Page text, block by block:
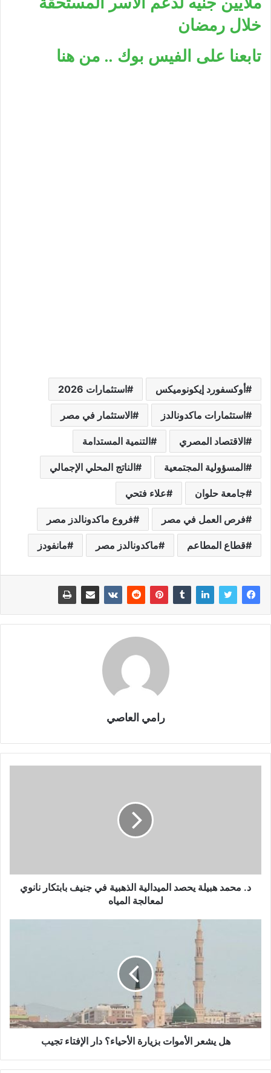
خلال رمضان
تابعنا على الفيس بوك .. من هنا
أوكسفورد إيكونوميكس استثمارات 2026
استثمارات ماكدونالدز الاستثمار في مصر
الاقتصاد المصري التنمية المستدامة
المسؤولية المجتمعية الناتج المحلي الإجمالي
جامعة حلوان علاء فتحي
فرص العمل في مصر فروع ماكدونالدز مصر
قطاع المطاعم ماكدونالدز مصر مانفودز
رامي العاصي
د. محمد هبيلة يحصد الميدالية الذهبية في جنيف بابتكار نانوي
لمعالجة المياه
هل يشعر الأموات بزيارة الأحياء؟ دار الإفتاء تجيب